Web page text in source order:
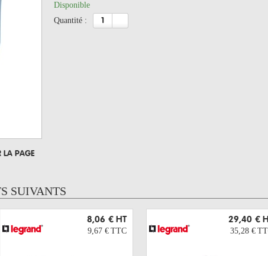
LA PAGE
Disponible
quantité :
SUIVANTS
8,06 € HT
9,67 € TTC
29,40 €
35,28 €